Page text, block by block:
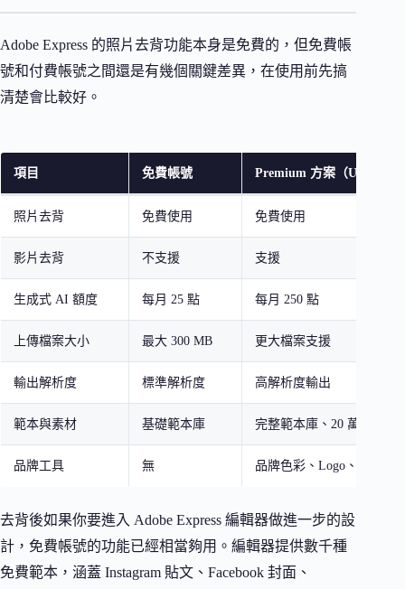
Adobe Express 的照片去背功能本身是免費的，但免費帳
號和付費帳號之間還是有幾個關鍵差異，在使用前先搞
清楚會比較好。
項目 免費帳號 Premium 方案（US$9.99/
照片去背 免費使用 免費使用
影片去背 不支援 支援
生成式 AI 額度 每月 25 點 每月 250 點
上傳檔案大小 最大 300 MB 更大檔案支援
輸出解析度 標準解析度 高解析度輸出
範本與素材 基礎範本庫 完整範本庫、20 萬以上字
品牌工具 無 品牌色彩、Logo、字型套
去背後如果你要進入 Adobe Express 編輯器做進一步的設
計，免費帳號的功能已經相當夠用。編輯器提供數千種
免費範本，涵蓋 Instagram 貼文、Facebook 封面、